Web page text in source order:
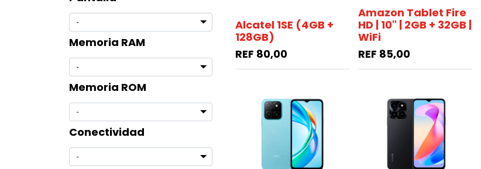
Memoria RAM
Memoria ROM
Conectividad
Alcatel 1SE (4GB +
128GB)
REF 80,00
Amazon Tablet Fire
HD | 10" | 2GB + 32GB |
WiFi
REF 85,00